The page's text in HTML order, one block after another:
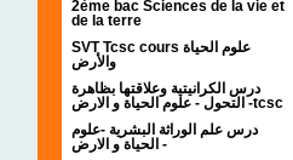
2ème bac Sciences de la vie et
de la terre
SVT Tcsc cours علوم الحياة
والأرض
درس الكرانيتية وعلاقتها بظاهرة
التحول - علوم الحياة و الارض -tcsc
درس علم الوراثة البشرية -علوم
الحياة و الارض -